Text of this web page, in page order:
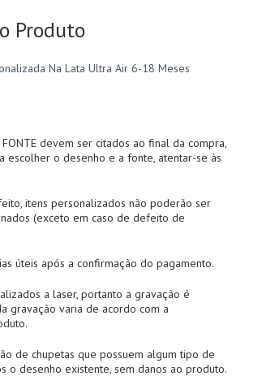
Produto
Na Lata Ultra Air 6-18 Meses
FONTE devem ser citados ao final da compra,
escolher o desenho e a fonte, atentar-se às
itens personalizados não poderão ser
(exceto em caso de defeito de
úteis após a confirmação do pagamento.
a laser, portanto a gravação é
gravação varia de acordo com a
de chupetas que possuem algum tipo de
o desenho existente, sem danos ao produto.